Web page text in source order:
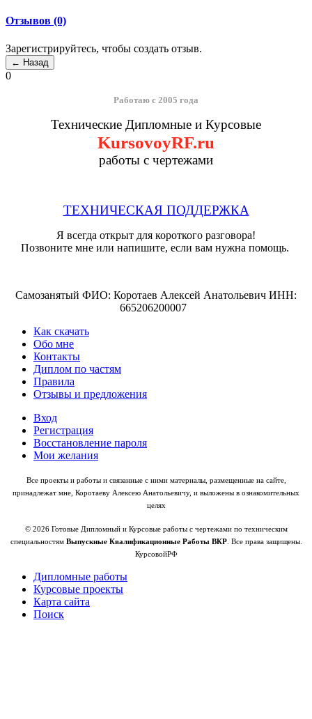
Отзывов (0)
Зарегистрируйтесь, чтобы создать отзыв.
0
Работаю с 2005 года
Технические Дипломные и Курсовые
KursovoyRF.ru
работы с чертежами
ТЕХНИЧЕСКАЯ ПОДДЕРЖКА
Я всегда открыт для короткого разговора!
Позвоните мне или напишите, если вам нужна помощь.
Самозанятый ФИО: Коротаев Алексей Анатольевич ИНН:
665206200007
Как скачать
Обо мне
Контакты
Диплом по частям
Правила
Отзывы и предложения
Вход
Регистрация
Восстановление пароля
Мои желания
Все проекты и работы и связанные с ними материалы, размещенные на сайте,
принадлежат мне, Коротаеву Алексею Анатольевичу, и выложены в ознакомительных
целях
© 2026 Готовые Дипломный и Курсовые работы с чертежами по техническим
специальностям Выпускные Квалификационные Работы ВКР. Все права защищены.
КурсовойРФ
Дипломные работы
Курсовые проекты
Карта сайта
Поиск